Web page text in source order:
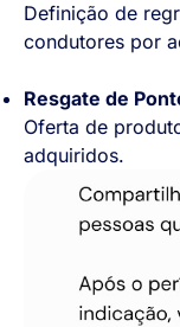
Definição de
condutores por
Resgate de
Oferta de
adquiridos.